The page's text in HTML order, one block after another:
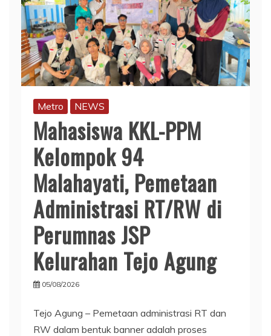
Metro NEWS
Mahasiswa KKL-PPM
Kelompok 94
Malahayati, Pemetaan
Administrasi RT/RW di
Perumnas JSP
Kelurahan Tejo Agung
05/08/2026
Tejo Agung – Pemetaan administrasi RT dan
RW dalam bentuk banner adalah proses